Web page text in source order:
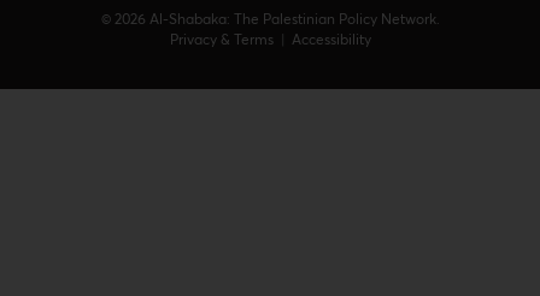
© 2026 Al-Shabaka: The Palestinian Policy Network.
Privacy & Terms | Accessibility